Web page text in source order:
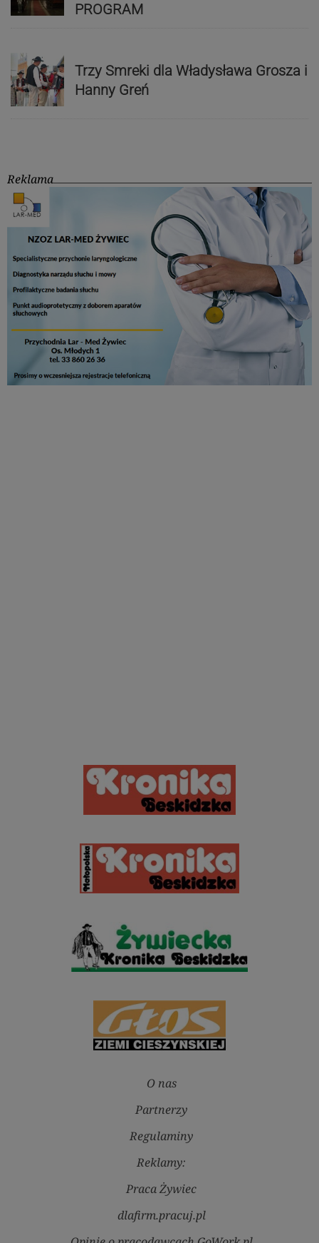
PROGRAM
Trzy Smreki dla Władysława Grosza i
Hanny Greń
Reklama
O nas
Partnerzy
Regulaminy
Reklamy:
Praca Żywiec
dlafirm.pracuj.pl